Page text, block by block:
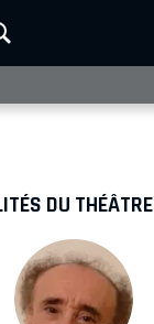
DU THÉÂTRE